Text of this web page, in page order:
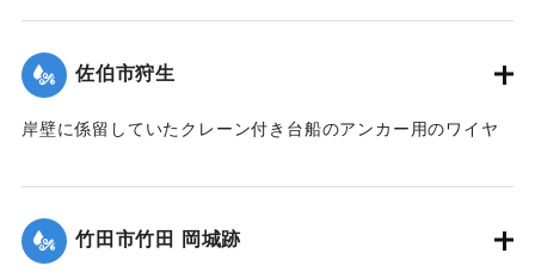
維持出張所によると復旧までは10日程度かかる見込み。
【出典：大分合同新聞 1999年9月25日 朝刊22面】
｜固有コード: 01077028
佐伯市狩生
岸壁に係留していたクレーン付き台船のアンカー用のワイヤ
引き船が隣に係留していた遊漁船2隻に接触。そのうち1隻が
岸壁と引き船に挟まれ転覆した。また、もう1隻の遊漁船は船
尾が沈み、引き船は台船の船尾に乗り上げた。
竹田市竹田 岡城跡